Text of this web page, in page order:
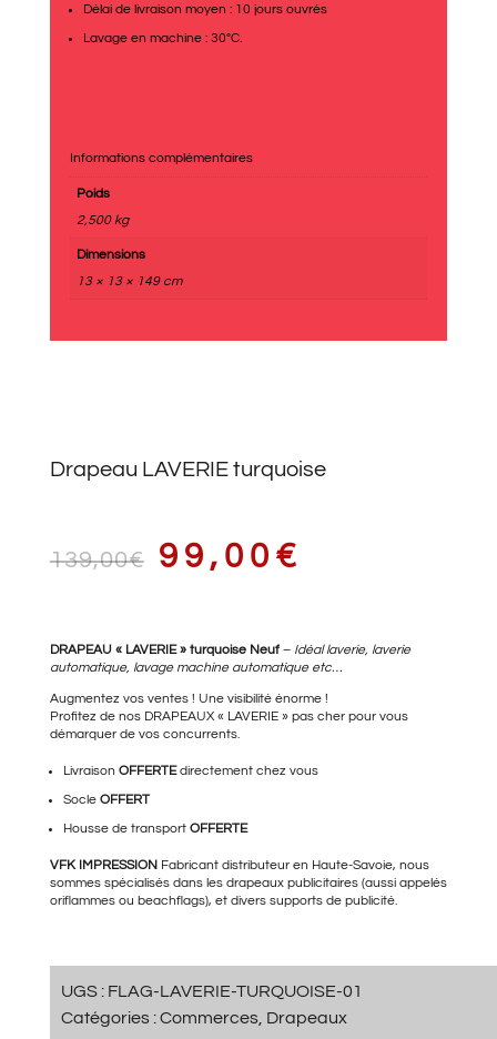
Délai de livraison moyen : 10 jours ouvrés
Lavage en machine : 30°C.
Informations complémentaires
Poids
2,500 kg
Dimensions
13 × 13 × 149 cm
Drapeau LAVERIE turquoise
139,00€ LE
PRIX
INITIAL
ÉTAIT :
99,00 €
PRIX
DRAPEAU « LAVERIE » turquoise Neuf– Idéal laverie, laverie
automatique, lavage machine automatique etc…
Augmentez vos ventes ! Une visibilité énorme !
Profitez de nos DRAPEAUX « LAVERIE » pas cher pour vous
démarquer de vos concurrents.
Livraison OFFERTEdirectement chez vous
Socle OFFERT
Housse de transport OFFERTE
VFK IMPRESSION Fabricant distributeur en Haute-Savoie, nous
sommes spécialisés dans les drapeaux publicitaires (aussi appelés
oriflammes ou beachflags), et divers supports de publicité.
UGS : FLAG-LAVERIE-TURQUOISE-01
Catégories :Commerces, Drapeaux